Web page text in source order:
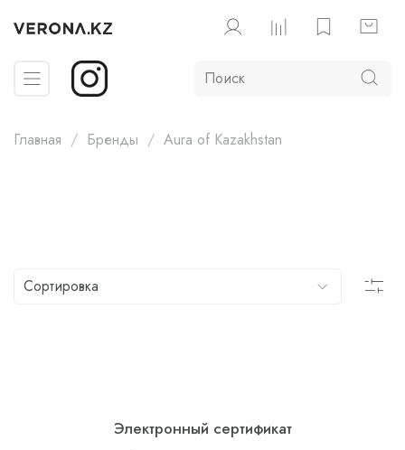
Главная Бренды Aura of Kazakhstan
Электронный сертификат